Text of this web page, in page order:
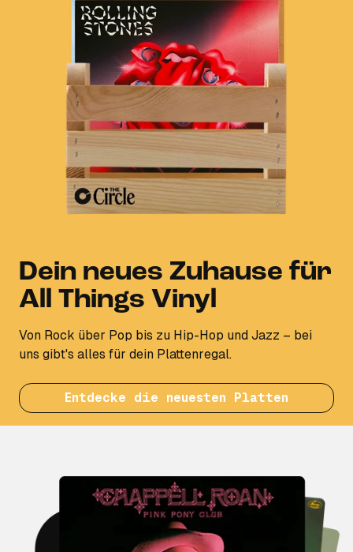
Dein neues Zuhause für
All Things Vinyl
Von Rock über Pop bis zu Hip-Hop und Jazz – bei
uns gibt's alles für dein Plattenregal.
Entdecke die neuesten Platten